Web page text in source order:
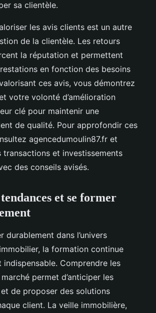
sa clientèle.
les avis clients est un autre
de la clientèle. Les retours
la réputation et permettent
en fonction des besoins
ces avis, vous démontrez
votre volonté d’amélioration
clé pour maintenir une
de qualité. Pour approfondir ces
agencedumoulin87.fr et
et investissements
des conseils avisés.
et se former
durablement dans l’univers
la formation continue
indispensable. Comprendre les
permet d’anticiper les
de proposer des solutions
client. La veille immobilière,